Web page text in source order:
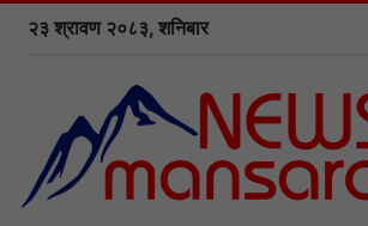
२३ श्रावण २०८३, शनिबार